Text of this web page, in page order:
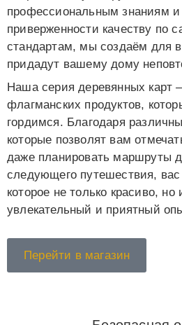
профессиональным знаниям
приверженности качеству по
стандартам, мы создаём для
придадут вашему дому
Наша серия деревянных карт
флагманских продуктов,
гордимся. Благодаря
которые позволят вам
даже планировать маршруты
следующего путешествия,
которое не только красиво, но
увлекательный и приятный
Перейти в магазин